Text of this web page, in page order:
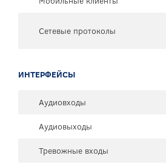
Сетевые протоколы
ИНТЕРФЕЙСЫ
Аудиовходы
Аудиовыходы
Тревожные входы